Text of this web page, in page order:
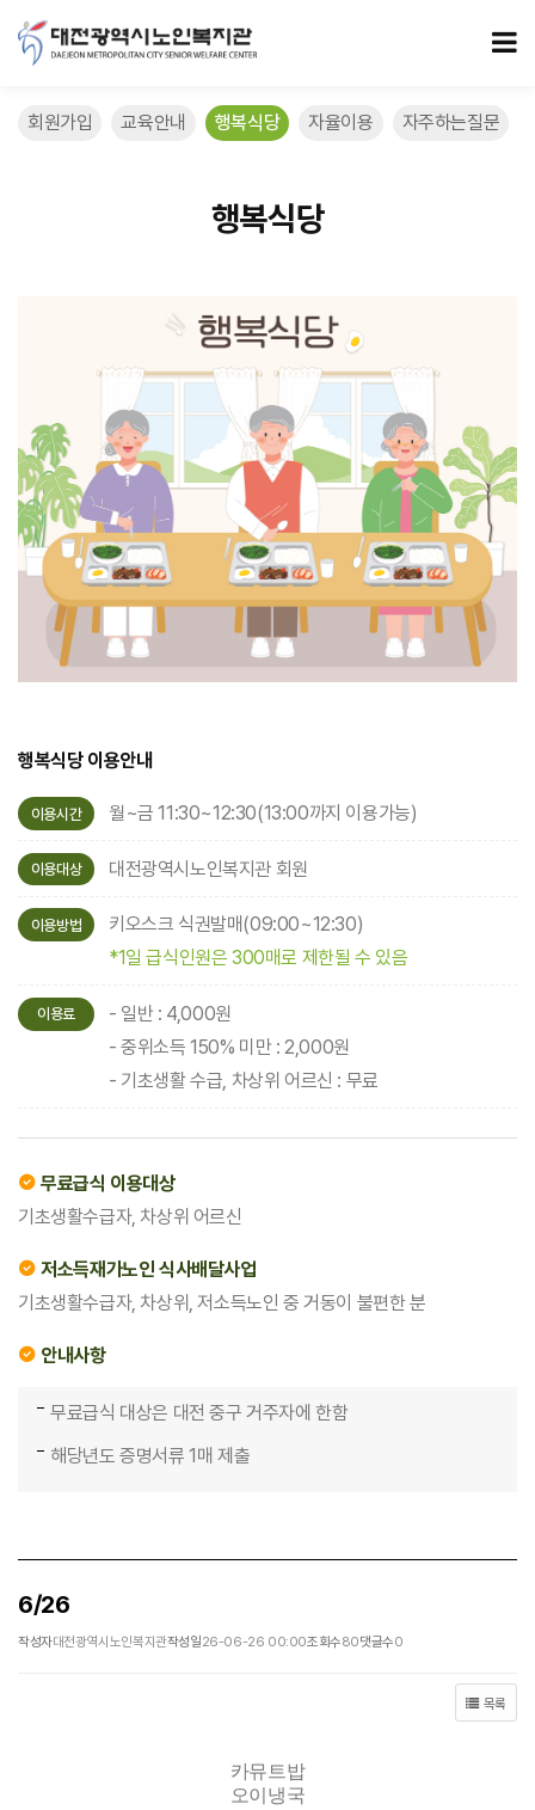
6/26 > 행복식당
회원가입 교육안내 행복식당 자율이용 자주하는질문
행복식당
행복식당 이용안내
이용시간 월~금 11:30~12:30(13:00까지 이용가능)
이용대상 대전광역시노인복지관 회원
이용방법
키오스크 식권발매(09:00~12:30)
*1일 급식인원은 300매로 제한될 수 있음
이용료
- 일반 : 4,000원
- 중위소득 150% 미만 : 2,000원
- 기초생활 수급, 차상위 어르신 : 무료
무료급식 이용대상
기초생활수급자, 차상위 어르신
저소득재가노인 식사배달사업
기초생활수급자, 차상위, 저소득노인 중 거동이 불편한 분
안내사항
무료급식 대상은 대전 중구 거주자에 한함
해당년도 증명서류 1매 제출
6/26
작성자대전광역시노인복지관작성일26-06-26 00:00조회수80댓글수0
목록
카뮤트밥
오이냉국